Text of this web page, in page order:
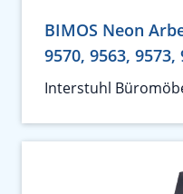
BIMOS Neon
9570, 9563, 9573,
Interstuhl